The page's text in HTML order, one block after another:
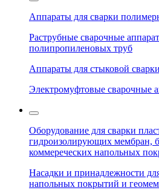
Аппараты для сварки
Раструбные сварочные
полипропиленовых труб
Аппараты для стыковой
Электромуфтовые сварочные
Оборудование для сварки
гидроизолирующих мембран,
коммереческих напольных
Насадки и принадлежности
напольных покрытий и